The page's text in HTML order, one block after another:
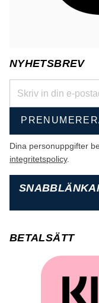
NYHETSBREV
Dina personuppgifter
integritetspolicy.
BETALSÄTT